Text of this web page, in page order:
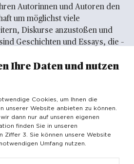
Autorinnen und Autoren den
um möglichst viele
Diskurse anzustoßen und
Geschichten und Essays, die –
ohne provinziell zu sein.
Bild von Stadt und
über die Mullah-Schule in
Fronteinsatz im Zweiten
oder eine Parabel auf die
die Gegenwart erzählt – es sind
stimmende Beiträge, die
Ihre Daten und nutzen
Cookies, um Ihnen die
unserer Website anbieten zu können.
dann nur auf unseren eigenen
finden Sie in unseren
Ziffer 3. Sie können unsere Website
Umfang nutzen.